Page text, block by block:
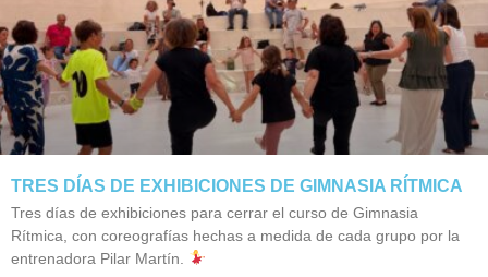
TRES DÍAS DE EXHIBICIONES DE GIMNASIA RÍTMICA
Tres días de exhibiciones para cerrar el curso de Gimnasia
Rítmica, con coreografías hechas a medida de cada grupo por la
entrenadora Pilar Martín.